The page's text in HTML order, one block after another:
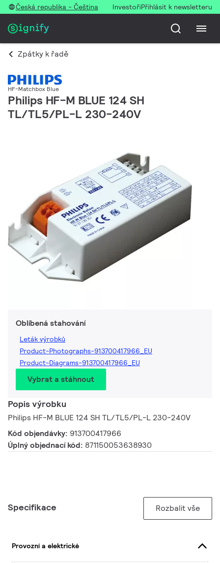
Česká republika - Čeština InvestořiPřihlásit k newsletteru
Zpátky k řadě
HF-Matchbox Blue
Philips HF-M BLUE 124 SH
TL/TL5/PL-L 230-240V
Oblíbená stahování
Leták výrobků
Product-Photographs-913700417966_EU
Product-Diagrams-913700417966_EU
Vybrat a stáhnout
Popis výrobku
Philips HF-M BLUE 124 SH TL/TL5/PL-L 230-240V
Kód objendávky: 913700417966
Úplný objednací kód: 871150053638930
Specifikace Rozbalit vše
Provozní a elektrické